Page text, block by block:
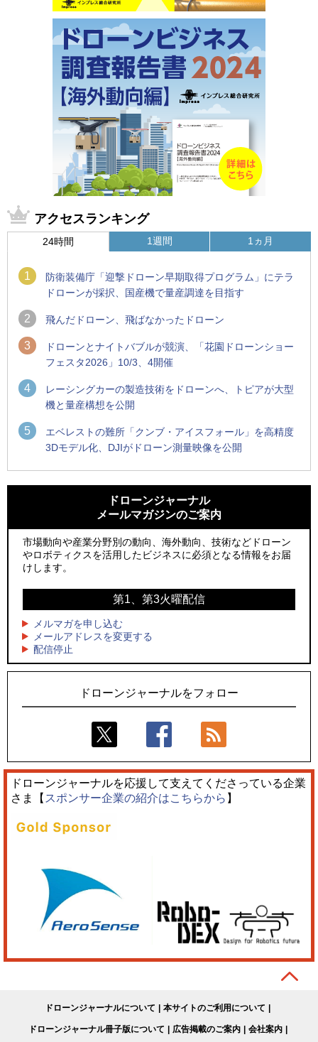
アクセスランキング
24時間
1
防衛装備庁「迎撃ドローン早期取得プログラム」にテラ
ドローンが採択、国産機で量産調達を目指す
2 飛んだドローン、飛ばなかったドローン
3
ドローンとナイトバブルが競演、「花園ドローンショー
フェスタ2026」10/3、4開催
4
レーシングカーの製造技術をドローンへ、トピアが大型
機と量産構想を公開
5
エベレストの難所「クンブ・アイスフォール」を高精度
3Dモデル化、DJIがドローン測量映像を公開
1週間
ン」とドローンショーによる新演出を実施
防衛装備庁「迎撃ドローン早期取得プログラム」にテラドロ
ーンが採択、国産機で量産調達を目指す
レッドクリフ、足利花火大会で映画『スパイダーマン』や
ドローンとナイトバブルが競演、「花園ドローンショーフェ
スタ2026」10/3、4開催
飛んだドローン、飛ばなかったドローン
1ヵ月
ン」とドローンショーによる新演出を実施
国産AUVを社会実装へ、スタートアップ「BlueArch株式会
社」設立
防衛装備庁「迎撃ドローン早期取得プログラム」にテラドロ
サザンビーチちがさき花火大会で「復活の花火」打ち上げ、
キリンビールがライブ中継と連動した支援企画
ロボデックス、2時間超の飛行を目指す新型水素燃料電池ドロ
ーンを公開
ドローンジャーナル
メールマガジンのご案内
市場動向や産業分野別の動向、海外動向、技術などドローン
やロボティクスを活用したビジネスに必須となる情報をお届
けします。
第1、第3火曜配信
メルマガを申し込む
メールアドレスを変更する
配信停止
ドローンジャーナルをフォロー
ドローンジャーナルを応援して支えてくださっている企業
さま【 スポンサー企業の紹介はこちらから 】
ドローンジャーナルについて 本サイトのご利用について
ドローンジャーナル冊子版について 広告掲載のご案内 会社案内